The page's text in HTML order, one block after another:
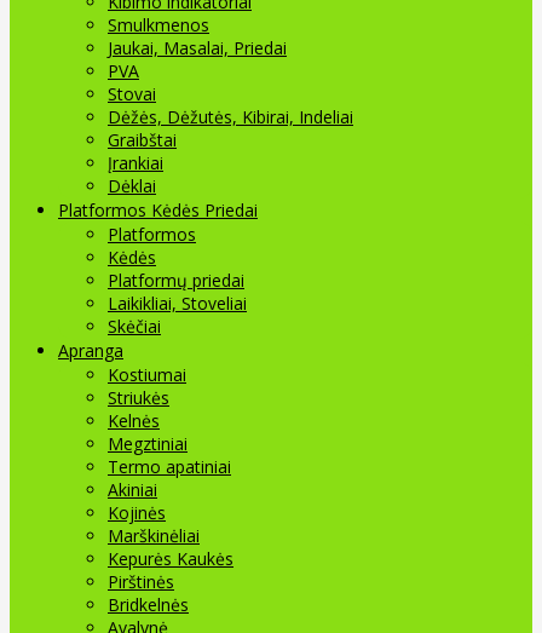
Smulkmenos
Jaukai, Masalai, Priedai
PVA
Stovai
Dėžės, Dėžutės, Kibirai, Indeliai
Graibštai
Įrankiai
Dėklai
Platformos Kėdės Priedai
Platformos
Kėdės
Platformų priedai
Laikikliai, Stoveliai
Skėčiai
Apranga
Kostiumai
Striukės
Kelnės
Megztiniai
Termo apatiniai
Akiniai
Kojinės
Marškinėliai
Kepurės Kaukės
Pirštinės
Bridkelnės
Avalynė